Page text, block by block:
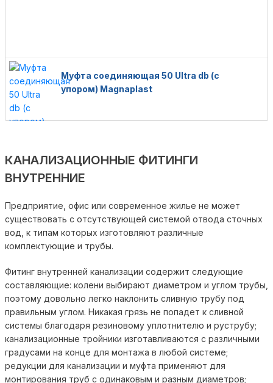
Муфта соединяющая 50 Ultra db (с
упором) Magnaplast
КАНАЛИЗАЦИОННЫЕ ФИТИНГИ
ВНУТРЕННИЕ
Предприятие, офис или современное жилье не может
существовать с отсутствующей системой отвода сточных
вод, к типам которых изготовляют различные
комплектующие и трубы.
Фитинг внутренней канализации содержит следующие
составляющие: колени выбирают диаметром и углом трубы,
поэтому довольно легко наклонить сливную трубу под
правильным углом. Никакая грязь не попадет к сливной
системы благодаря резиновому уплотнителю и руструбу;
канализационные тройники изготавливаются с различными
градусами на конце для монтажа в любой системе;
редукции для канализации и муфта применяют для
монтирования труб с одинаковым и разным диаметров;